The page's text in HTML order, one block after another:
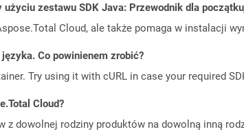
zestawu SDK Java: Przewodnik dla
Cloud, ale także pomaga w instalacji
Co powinienem zrobić?
Try using it with cURL in case your required
Cloud?
dowolnej rodziny produktów na dowolną inną